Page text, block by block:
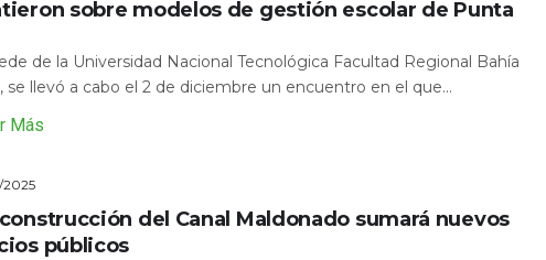
sobre modelos de gestión escolar de Punta
de la Universidad Nacional Tecnológica Facultad Regional Bahía
se llevó a cabo el 2 de diciembre un encuentro en el que...
Más
2025
del Canal Maldonado sumará nuevos
públicos